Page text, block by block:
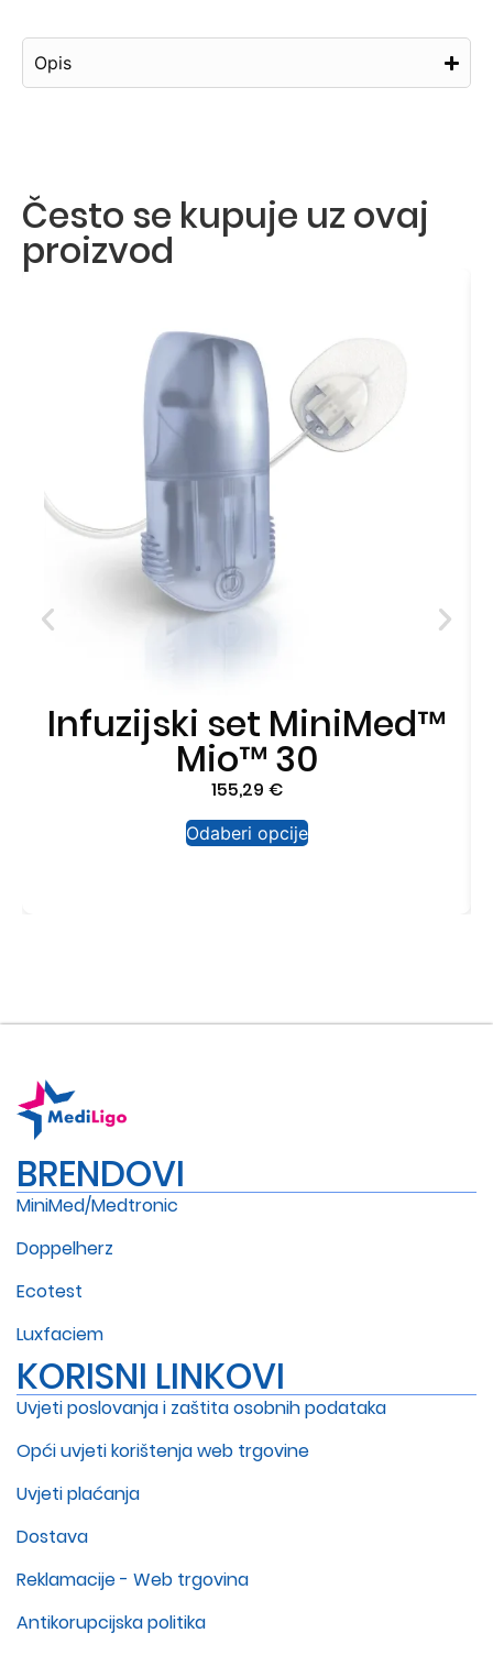
Opis
Često se kupuje uz ovaj
proizvod
Infuzijski set MiniMed™
Mio™ 30
155,29 €
Odaberi opcije
BRENDOVI
MiniMed/Medtronic
Doppelherz
Ecotest
Luxfaciem
KORISNI LINKOVI
Uvjeti poslovanja i zaštita osobnih podataka
Opći uvjeti korištenja web trgovine
Uvjeti plaćanja
Dostava
Reklamacije - Web trgovina
Antikorupcijska politika